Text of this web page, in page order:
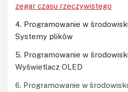
zegar czasu rzeczywistego
4. Programowanie w
Systemy plików
5. Programowanie w
Wyświetlacz OLED
6. Programowanie w